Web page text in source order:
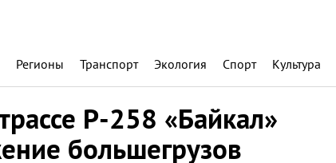
Регионы Транспорт Экология Спорт Культура
Р-258 «Байкал»
большегрузов